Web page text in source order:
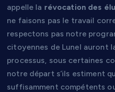
appelle la révocation des
ne faisons pas le travail
respectons pas notre
citoyennes de Lunel auront
processus, sous certaines
notre départ s’ils estiment
suffisamment compétents